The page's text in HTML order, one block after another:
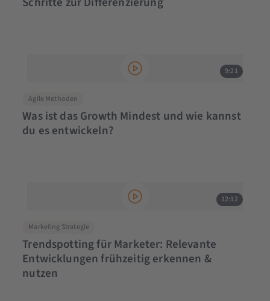
9:21
Agile Methoden
Was ist das Growth Mindest und wie kannst
du es entwickeln?
12:12
Marketing Strategie
Trendspotting für Marketer: Relevante
Entwicklungen frühzeitig erkennen &
nutzen